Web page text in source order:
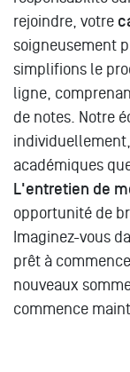
rejoindre, votre
soigneusement
simplifions le
ligne,
de notes. Notre
académiques
L'entretien de
opportunité de
Imaginez-vous
prêt à
nouveaux
commence